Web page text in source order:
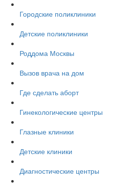
Городские поликлиники
Детские поликлиники
Роддома Москвы
Вызов врача на дом
Где сделать аборт
Гинекологические центры
Глазные клиники
Детские клиники
Диагностические центры